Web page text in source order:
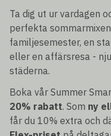
Ta dig ut ur vardagen
perfekta
familjesemester, en
eller en affärsresa -
städerna.
Boka vår Summer
20% rabatt. Som ny
får du 10% extra och